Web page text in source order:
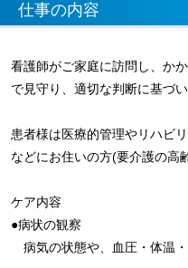
仕事の内容
看護師がご家庭に訪問し、か
で見守り、適切な判断に基づ
患者様は医療的管理やリハビ
などにお住いの方(要介護の高
ケア内容
●病状の観察
病気の状態や、血圧・体温・